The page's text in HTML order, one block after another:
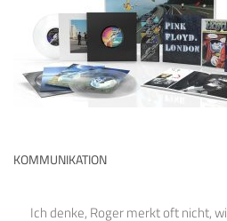
KOMMUNIKATION
Ich denke, Roger merkt oft nicht,